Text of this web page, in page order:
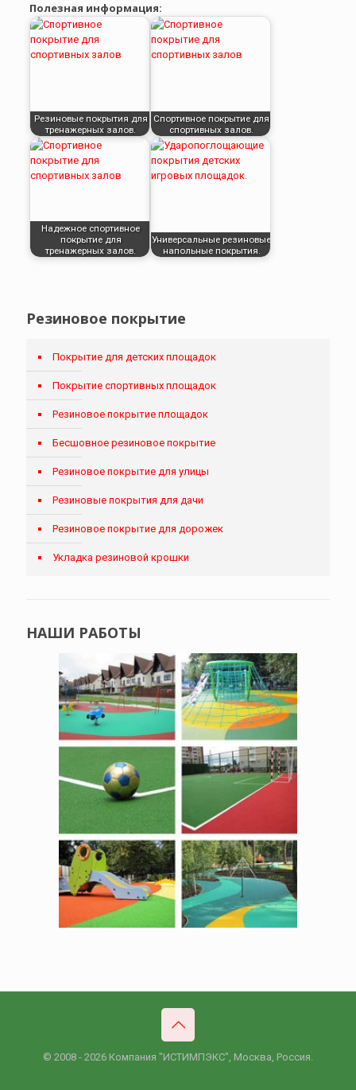
Полезная информация:
Резиновые покрытия для
тренажерных залов.
Спортивное покрытие для
спортивных залов.
Надежное спортивное
покрытие для
тренажерных залов.
Универсальные резиновые
напольные покрытия.
Резиновое покрытие
Покрытие для детских площадок
Покрытие спортивных площадок
Резиновое покрытие площадок
Бесшовное резиновое покрытие
Резиновое покрытие для улицы
Резиновые покрытия для дачи
Резиновое покрытие для дорожек
Укладка резиновой крошки
НАШИ РАБОТЫ
© 2008 - 2026 Компания "ИСТИМПЭКС", Москва, Россия.